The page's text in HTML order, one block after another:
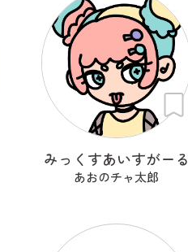
みっくすあいすがーる
あおのチャ太郎